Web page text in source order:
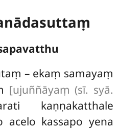
– ekaṃ samayaṃ
[ujuññāyaṃ (sī. syā.
kaṇṇakatthale
acelo kassapo yena